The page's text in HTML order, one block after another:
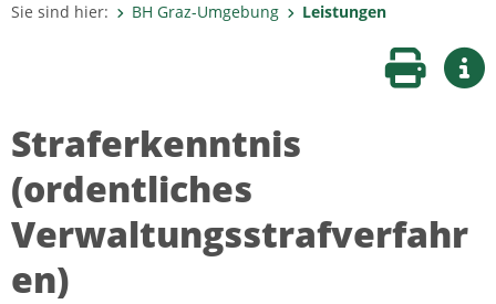
Sie sind hier: BH Graz-Umgebung Leistungen
Seite
Straferkenntnis
(ordentliches
Verwaltungsstrafverfahr
en)